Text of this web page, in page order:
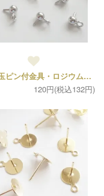
2.3mm玉ピン付金具・ロジウム（2個）
120円(税込132円)